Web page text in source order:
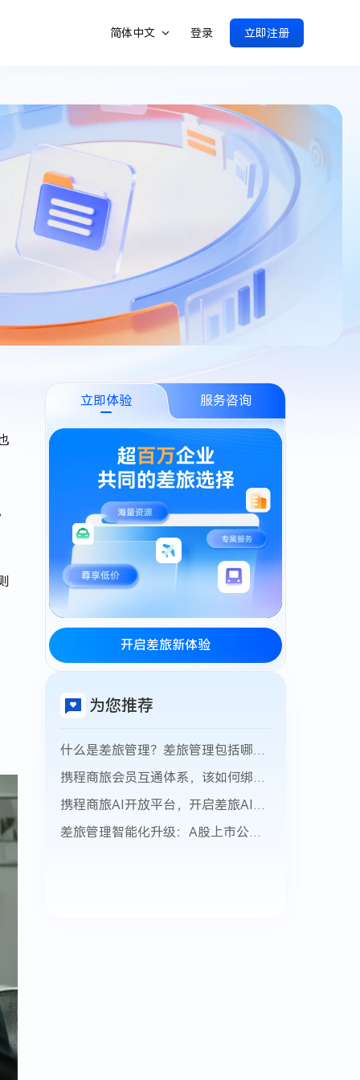
简体中文 登录 立即注册
立即体验 服务咨询
开启差旅新体验
为您推荐
什么是差旅管理？差旅管理包括哪些方面？
携程商旅会员互通体系，该如何绑定并获取积分？
携程商旅AI开放平台，开启差旅AI生态新篇章
差旅管理智能化升级：A股上市公司数字化差旅转型实践与头部玩家推荐